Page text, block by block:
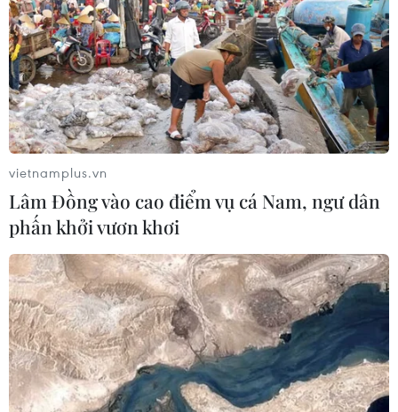
vietnamplus.vn
Lâm Đồng vào cao điểm vụ cá Nam, ngư dân
phấn khởi vươn khơi